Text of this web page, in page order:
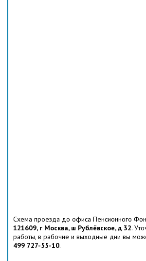
Схема проезда до офиса Пенсионного
121609, г Москва, ш Рублёвское, д 32.
работы, в рабочие и выходные дни вы
499 727-55-10.